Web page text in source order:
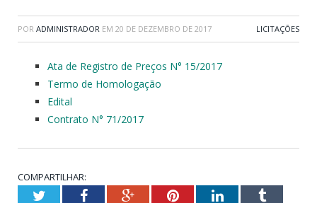
POR ADMINISTRADOR EM 20 DE DEZEMBRO DE 2017 LICITAÇÕES
Ata de Registro de Preços N° 15/2017
Termo de Homologação
Edital
Contrato N° 71/2017
COMPARTILHAR:
TwitterFacebookGoogle+PinterestLinkedInTumblr